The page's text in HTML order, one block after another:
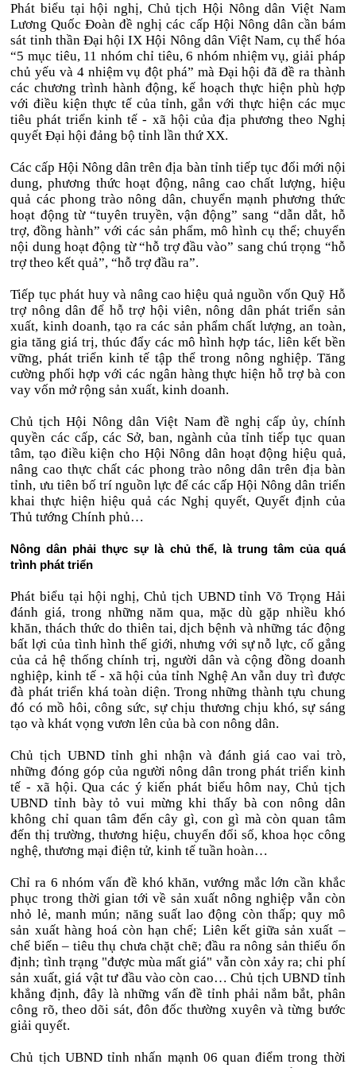
Phát biểu tại hội nghị, Chủ tịch Hội Nông dân Việt Nam
Lương Quốc Đoàn đề nghị các cấp Hội Nông dân cần bám
sát tinh thần Đại hội IX Hội Nông dân Việt Nam, cụ thể hóa
“5 mục tiêu, 11 nhóm chỉ tiêu, 6 nhóm nhiệm vụ, giải pháp
chủ yếu và 4 nhiệm vụ đột phá” mà Đại hội đã đề ra thành
các chương trình hành động, kế hoạch thực hiện phù hợp
với điều kiện thực tế của tỉnh, gắn với thực hiện các mục
tiêu phát triển kinh tế - xã hội của địa phương theo Nghị
quyết Đại hội đảng bộ tỉnh lần thứ XX.
Các cấp Hội Nông dân trên địa bàn tỉnh tiếp tục đổi mới nội
dung, phương thức hoạt động, nâng cao chất lượng, hiệu
quả các phong trào nông dân, chuyển mạnh phương thức
hoạt động từ “tuyên truyền, vận động” sang “dẫn dắt, hỗ
trợ, đồng hành” với các sản phẩm, mô hình cụ thể; chuyển
nội dung hoạt động từ “hỗ trợ đầu vào” sang chú trọng “hỗ
trợ theo kết quả”, “hỗ trợ đầu ra”.
Tiếp tục phát huy và nâng cao hiệu quả nguồn vốn Quỹ Hỗ
trợ nông dân để hỗ trợ hội viên, nông dân phát triển sản
xuất, kinh doanh, tạo ra các sản phẩm chất lượng, an toàn,
gia tăng giá trị, thúc đẩy các mô hình hợp tác, liên kết bền
vững, phát triển kinh tế tập thể trong nông nghiệp. Tăng
cường phối hợp với các ngân hàng thực hiện hỗ trợ bà con
vay vốn mở rộng sản xuất, kinh doanh.
Chủ tịch Hội Nông dân Việt Nam đề nghị cấp ủy, chính
quyền các cấp, các Sở, ban, ngành của tỉnh tiếp tục quan
tâm, tạo điều kiện cho Hội Nông dân hoạt động hiệu quả,
nâng cao thực chất các phong trào nông dân trên địa bàn
tỉnh, ưu tiên bố trí nguồn lực để các cấp Hội Nông dân triển
khai thực hiện hiệu quả các Nghị quyết, Quyết định của
Thủ tướng Chính phủ…
Nông dân phải thực sự là chủ thể, là trung tâm của quá
trình phát triển
Phát biểu tại hội nghị, Chủ tịch UBND tỉnh Võ Trọng Hải
đánh giá, trong những năm qua, mặc dù gặp nhiều khó
khăn, thách thức do thiên tai, dịch bệnh và những tác động
bất lợi của tình hình thế giới, nhưng với sự nỗ lực, cố gắng
của cả hệ thống chính trị, người dân và cộng đồng doanh
nghiệp, kinh tế - xã hội của tỉnh Nghệ An vẫn duy trì được
đà phát triển khá toàn diện. Trong những thành tựu chung
đó có mồ hôi, công sức, sự chịu thương chịu khó, sự sáng
tạo và khát vọng vươn lên của bà con nông dân.
Chủ tịch UBND tỉnh ghi nhận và đánh giá cao vai trò,
những đóng góp của người nông dân trong phát triển kinh
tế - xã hội. Qua các ý kiến phát biểu hôm nay, Chủ tịch
UBND tỉnh bày tỏ vui mừng khi thấy bà con nông dân
không chỉ quan tâm đến cây gì, con gì mà còn quan tâm
đến thị trường, thương hiệu, chuyển đổi số, khoa học công
nghệ, thương mại điện tử, kinh tế tuần hoàn…
Chỉ ra 6 nhóm vấn đề khó khăn, vướng mắc lớn cần khắc
phục trong thời gian tới về sản xuất nông nghiệp vẫn còn
nhỏ lẻ, manh mún; năng suất lao động còn thấp; quy mô
sản xuất hàng hoá còn hạn chế; Liên kết giữa sản xuất –
chế biến – tiêu thụ chưa chặt chẽ; đầu ra nông sản thiếu ổn
định; tình trạng "được mùa mất giá" vẫn còn xảy ra; chi phí
sản xuất, giá vật tư đầu vào còn cao… Chủ tịch UBND tỉnh
khẳng định, đây là những vấn đề tỉnh phải nắm bắt, phân
công rõ, theo dõi sát, đôn đốc thường xuyên và từng bước
giải quyết.
Chủ tịch UBND tỉnh nhấn mạnh 06 quan điểm trong thời